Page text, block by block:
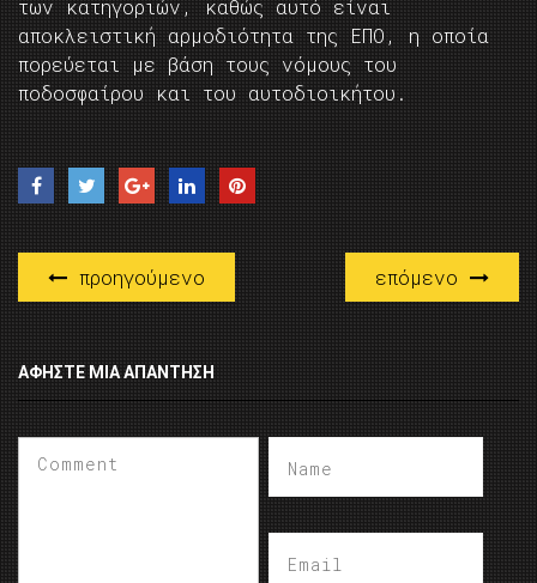
των κατηγοριών, καθώς αυτό είναι
αποκλειστική αρμοδιότητα της ΕΠΟ, η οποία
πορεύεται με βάση τους νόμους του
ποδοσφαίρου και του αυτοδιοικήτου.
προηγούμενο επόμενο
ΑΦΉΣΤΕ ΜΙΑ ΑΠΆΝΤΗΣΗ